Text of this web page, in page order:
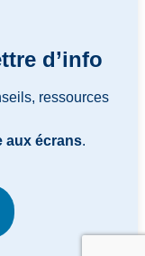
d’info
ressources
aux écrans.